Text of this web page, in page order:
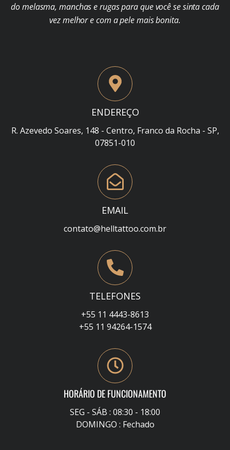
do melasma, manchas e rugas para que você se sinta cada
vez melhor e com a pele mais bonita.
ENDEREÇO
R. Azevedo Soares, 148 - Centro, Franco da Rocha - SP,
07851-010
EMAIL
contato@helltattoo.com.br
TELEFONES
+55 11 4443-8613
+55 11 94264-1574
HORÁRIO DE FUNCIONAMENTO
SEG - SÁB : 08:30 - 18:00
DOMINGO : Fechado